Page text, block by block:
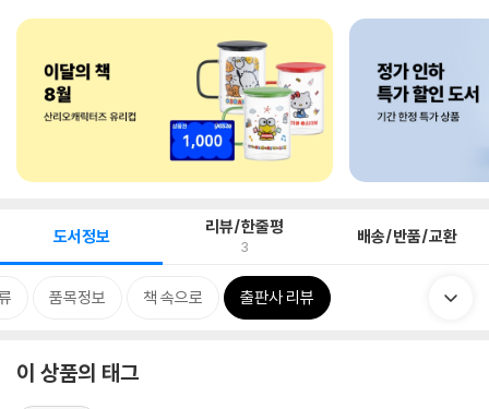
도서정보 리뷰/한줄평
3 배송/반품/교환
품목정보 책 속으로 출판사 리뷰
이 상품의 태그